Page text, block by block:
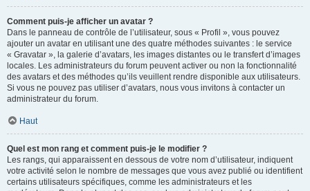
Comment puis-je afficher un avatar ?
Dans le panneau de contrôle de l’utilisateur, sous « Profil », vous pouvez
ajouter un avatar en utilisant une des quatre méthodes suivantes : le service
« Gravatar », la galerie d’avatars, les images distantes ou le transfert d’images
locales. Les administrateurs du forum peuvent activer ou non la fonctionnalité
des avatars et des méthodes qu’ils veuillent rendre disponible aux utilisateurs.
Si vous ne pouvez pas utiliser d’avatars, nous vous invitons à contacter un
administrateur du forum.
Haut
Quel est mon rang et comment puis-je le modifier ?
Les rangs, qui apparaissent en dessous de votre nom d’utilisateur, indiquent
votre activité selon le nombre de messages que vous avez publié ou identifient
certains utilisateurs spécifiques, comme les administrateurs et les